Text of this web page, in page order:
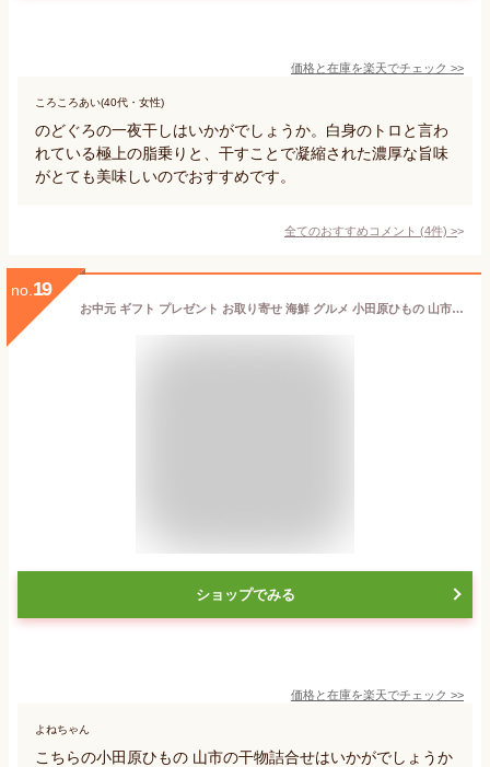
価格と在庫を楽天でチェック >>
ころころあい(40代・女性)
のどぐろの一夜干しはいかがでしょうか。白身のトロと言わ
れている極上の脂乗りと、干すことで凝縮された濃厚な旨味
がとても美味しいのでおすすめです。
全てのおすすめコメント (4件) >
no. 19
お中元 ギフト プレゼント お取り寄せ 海鮮 グルメ 小田原ひもの 山市 干物詰合せ 【国産】 豆アジ 産地直送 こだわり 食品 手作り 誕生日 送料無料 1位 魚 干物セット 小田原 山市 バーベキュー 敬老の日
ショップでみる
価格と在庫を楽天でチェック >>
よねちゃん
こちらの小田原ひもの 山市の干物詰合せはいかがでしょうか